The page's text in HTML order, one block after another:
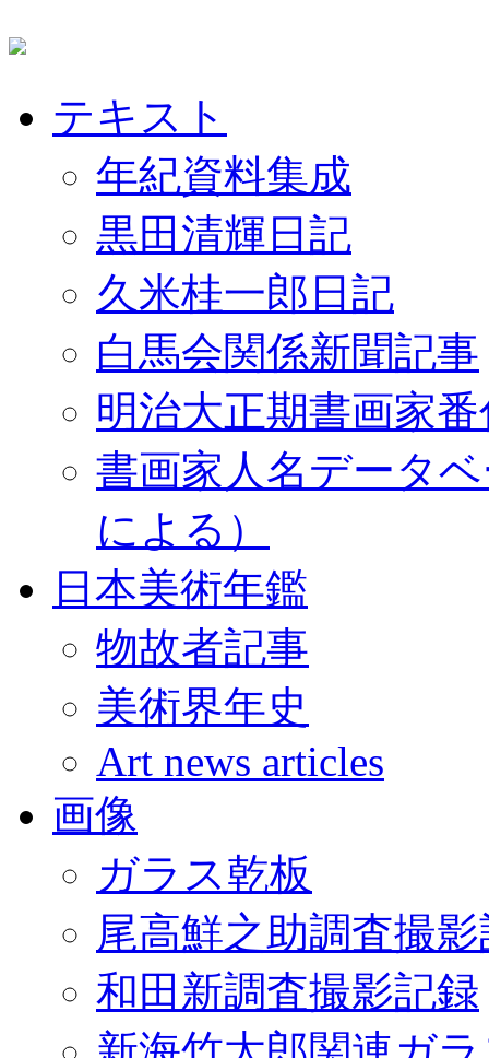
テキスト
年紀資料集成
黒田清輝日記
久米桂一郎日記
白馬会関係新聞記事
明治大正期書画家
書画家人名データ
による）
日本美術年鑑
物故者記事
美術界年史
Art news articles
画像
ガラス乾板
尾高鮮之助調査撮
和田新調査撮影記録